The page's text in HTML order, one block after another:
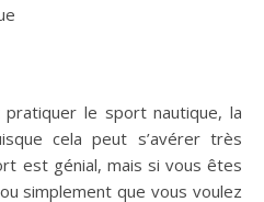
le sport nautique, la
cela peut s’avérer très
est génial, mais si vous êtes
simplement que vous voulez